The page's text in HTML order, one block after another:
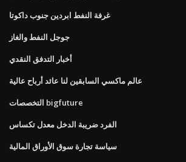
غرفة النفط ابردين جنوب داكوتا
جوجل النفط والغاز
أخبار التدفق النقدي
عالم ماكسي السابقين لنا عائد أرباح عالية
التخصصات bigfuture
الفرد ضريبة الدخل معدل تكساس
سياسة تجارة سوق الأوراق المالية